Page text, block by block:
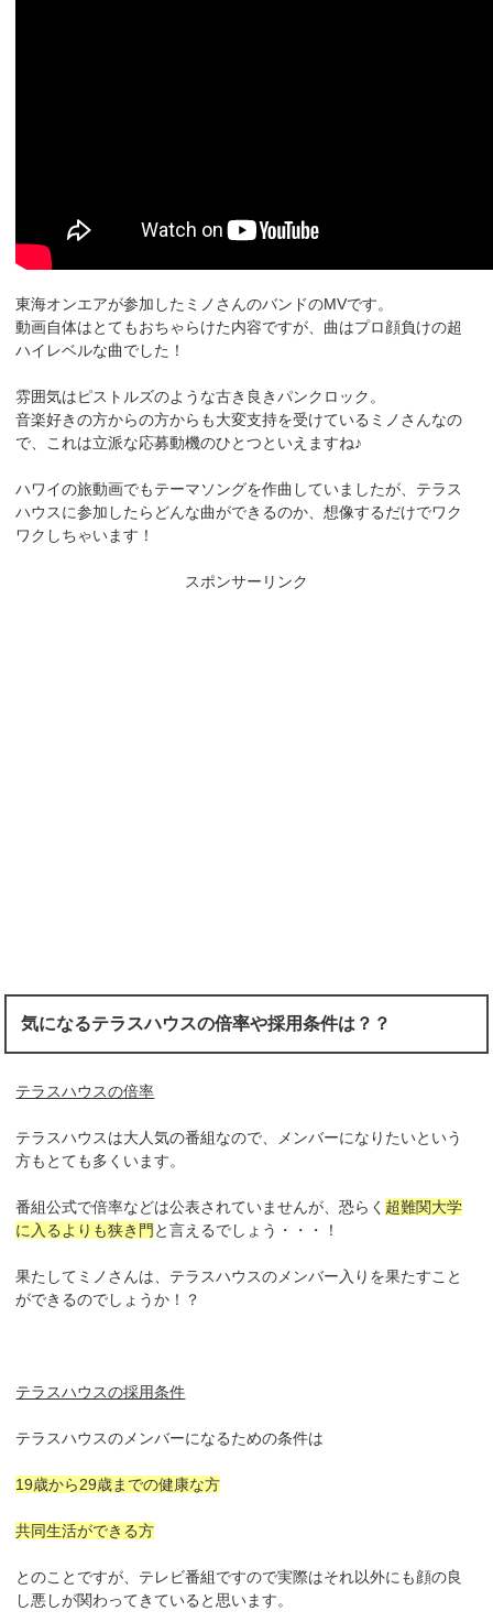
東海オンエアが参加したミノさんのバンドのMVです。
動画自体はとてもおちゃらけた内容ですが、曲はプロ顔負けの超
ハイレベルな曲でした！
雰囲気はピストルズのような古き良きパンクロック。
音楽好きの方からの方からも大変支持を受けているミノさんなの
で、これは立派な応募動機のひとつといえますね♪
ハワイの旅動画でもテーマソングを作曲していましたが、テラス
ハウスに参加したらどんな曲ができるのか、想像するだけでワク
ワクしちゃいます！
スポンサーリンク
気になるテラスハウスの倍率や採用条件は？？
テラスハウスの倍率
テラスハウスは大人気の番組なので、メンバーになりたいという
方もとても多くいます。
番組公式で倍率などは公表されていませんが、恐らく 超難関大学
に入るよりも狭き門 と言えるでしょう・・・！
果たしてミノさんは、テラスハウスのメンバー入りを果たすこと
ができるのでしょうか！？
テラスハウスの採用条件
テラスハウスのメンバーになるための条件は
19歳から29歳までの健康な方
共同生活ができる方
とのことですが、テレビ番組ですので実際はそれ以外にも顔の良
し悪しが関わってきていると思います。